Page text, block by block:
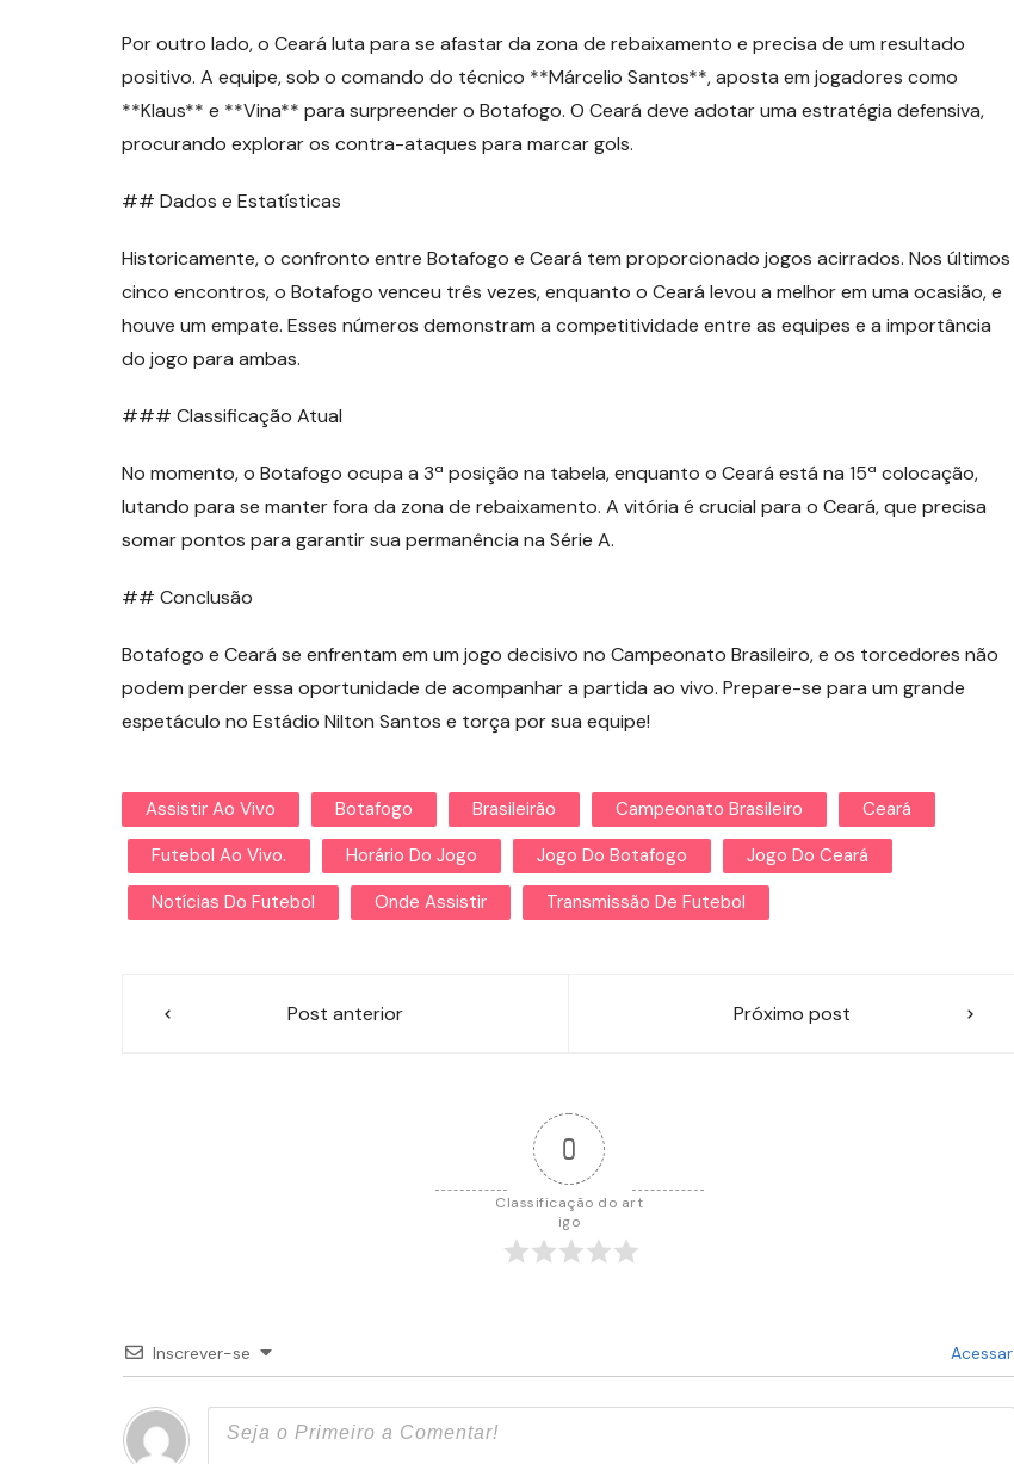
Por outro lado, o Ceará luta para se afastar da zona de rebaixamento e precisa de um resultado
positivo. A equipe, sob o comando do técnico **Márcelio Santos**, aposta em jogadores como
**Klaus** e **Vina** para surpreender o Botafogo. O Ceará deve adotar uma estratégia defensiva,
procurando explorar os contra-ataques para marcar gols.
## Dados e Estatísticas
Historicamente, o confronto entre Botafogo e Ceará tem proporcionado jogos acirrados. Nos últimos
cinco encontros, o Botafogo venceu três vezes, enquanto o Ceará levou a melhor em uma ocasião, e
houve um empate. Esses números demonstram a competitividade entre as equipes e a importância
do jogo para ambas.
### Classificação Atual
No momento, o Botafogo ocupa a 3ª posição na tabela, enquanto o Ceará está na 15ª colocação,
lutando para se manter fora da zona de rebaixamento. A vitória é crucial para o Ceará, que precisa
somar pontos para garantir sua permanência na Série A.
## Conclusão
Botafogo e Ceará se enfrentam em um jogo decisivo no Campeonato Brasileiro, e os torcedores não
podem perder essa oportunidade de acompanhar a partida ao vivo. Prepare-se para um grande
espetáculo no Estádio Nilton Santos e torça por sua equipe!
Assistir Ao Vivo Botafogo Brasileirão Campeonato Brasileiro
Ceará
Futebol Ao Vivo.
Horário Do Jogo Jogo Do Botafogo
Jogo Do Ceará
Notícias Do Futebol
Onde Assistir Transmissão De Futebol
NavegaçãoPost anterior Próximo post
0
Classificação do art
igo
Inscrever-se Acessar